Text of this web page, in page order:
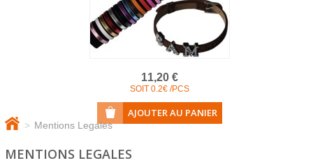
11,20 €
SOIT 0.2€ /PCS
> Mentions Legales
MENTIONS LEGALES